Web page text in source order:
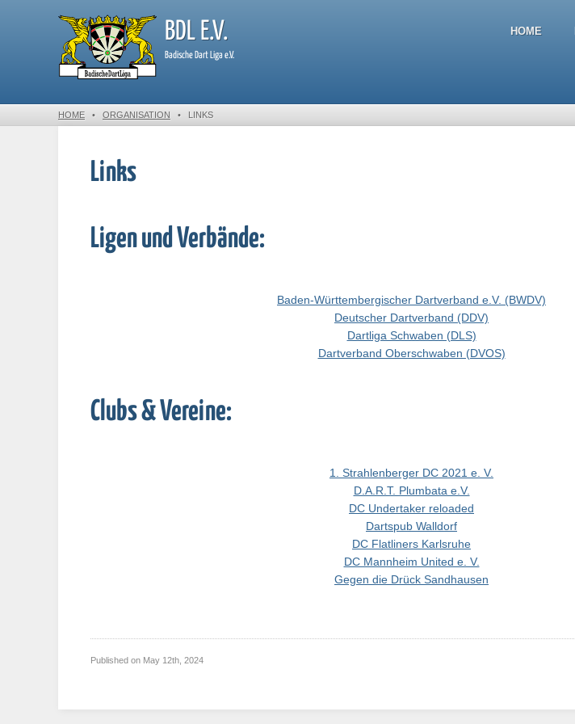
BDL E.V.
Badische Dart Liga e.V.
HOME
HOME • ORGANISATION • LINKS
Links
Ligen und Verbände:
Baden-Württembergischer Dartverband e.V. (BWDV)
Deutscher Dartverband (DDV)
Dartliga Schwaben (DLS)
Dartverband Oberschwaben (DVOS)
Clubs & Vereine:
1. Strahlenberger DC 2021 e. V.
D.A.R.T. Plumbata e.V.
DC Undertaker reloaded
Dartspub Walldorf
DC Flatliners Karlsruhe
DC Mannheim United e. V.
Gegen die Drück Sandhausen
Published on May 12th, 2024